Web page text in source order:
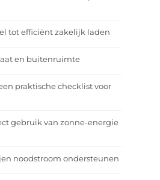
tot efficiënt zakelijk laden
en buitenruimte
praktische checklist voor
gebruik van zonne-energie
noodstroom ondersteunen